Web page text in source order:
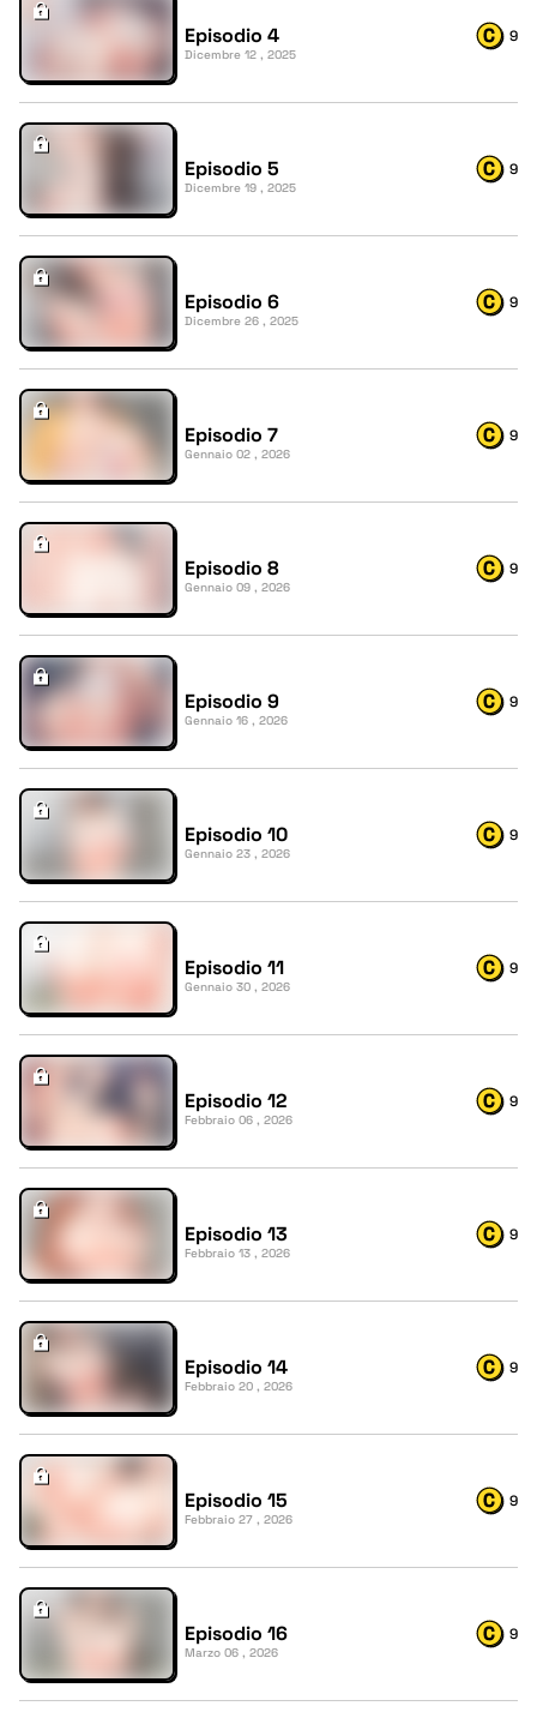
Episodio 4
Dicembre 12 , 2025
9
Episodio 5
Dicembre 19 , 2025
9
Episodio 6
Dicembre 26 , 2025
9
Episodio 7
Gennaio 02 , 2026
9
Episodio 8
Gennaio 09 , 2026
9
Episodio 9
Gennaio 16 , 2026
9
Episodio 10
Gennaio 23 , 2026
9
Episodio 11
Gennaio 30 , 2026
9
Episodio 12
Febbraio 06 , 2026
9
Episodio 13
Febbraio 13 , 2026
9
Episodio 14
Febbraio 20 , 2026
9
Episodio 15
Febbraio 27 , 2026
9
Episodio 16
Marzo 06 , 2026
9